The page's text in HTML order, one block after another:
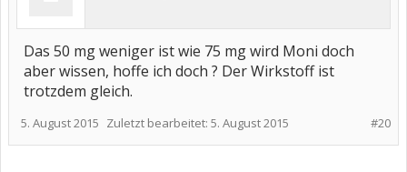
Das 50 mg weniger ist wie 75 mg wird Moni doch
aber wissen, hoffe ich doch ? Der Wirkstoff ist
trotzdem gleich.
#20
5. August 2015 Zuletzt bearbeitet: 5. August 2015